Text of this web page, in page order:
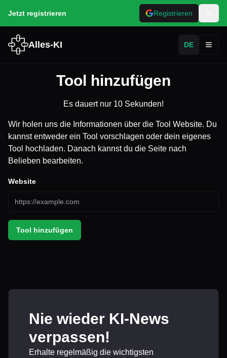
Jetzt registrieren Registrieren
Alles-KI DE
Tool hinzufügen
Es dauert nur 10 Sekunden!
Wir holen uns die Informationen über die Tool Website. Du
kannst entweder ein Tool vorschlagen oder dein eigenes
Tool hochladen. Danach kannst du die Seite nach
Belieben bearbeiten.
Website
Tool hinzufügen
Nie wieder KI-News
verpassen!
Erhalte regelmäßig die wichtigsten